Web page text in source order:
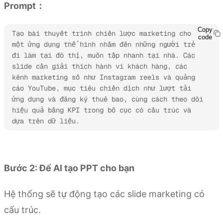
Prompt：
Tạo bài thuyết trình chiến lược marketing cho
một ứng dụng thể hình nhắm đến những người trẻ
đi làm tại đô thị, muốn tập nhanh tại nhà. Các
slide cần giải thích hành vi khách hàng, các
kênh marketing số như Instagram reels và quảng
cáo YouTube, mục tiêu chiến dịch như lượt tải
ứng dụng và đăng ký thuê bao, cùng cách theo dõi
hiệu quả bằng KPI trong bố cục có cấu trúc và
dựa trên dữ liệu.
Copy
code
Bước 2: Để AI tạo PPT cho bạn
Hệ thống sẽ tự động tạo các slide marketing có
cấu trúc.